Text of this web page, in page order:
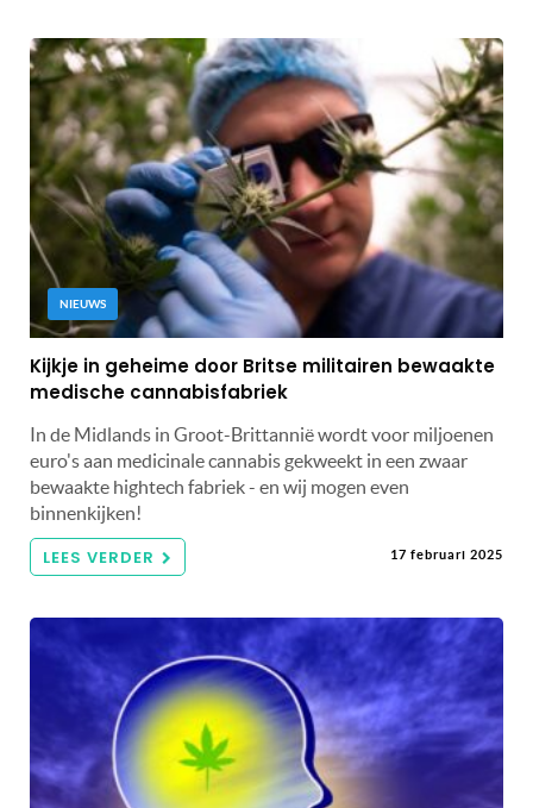
NIEUWS
Kijkje in geheime door Britse militairen bewaakte
medische cannabisfabriek
In de Midlands in Groot-Brittannië wordt voor miljoenen
euro's aan medicinale cannabis gekweekt in een zwaar
bewaakte hightech fabriek - en wij mogen even
binnenkijken!
LEES VERDER 17 februari 2025